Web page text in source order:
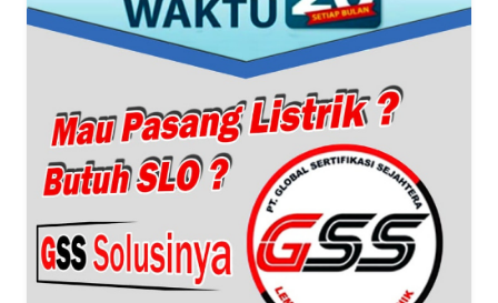
Wahana
News
WN
SUMUT
WN
JAKARTA
WN